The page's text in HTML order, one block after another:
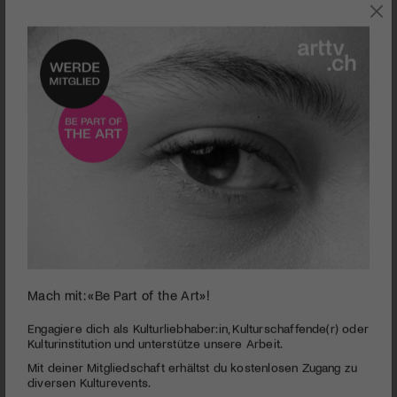
JETZT IM KINO
seconds
minute,
40
Semret
PUBLIZIERT AM 27. JUNI 2022
Mach mit: «Be Part of the Art»!
Engagiere dich als Kulturliebhaber:in, Kulturschaffende(r) oder
Kulturinstitution und unterstütze unsere Arbeit.
Mit deiner Mitgliedschaft erhältst du kostenlosen Zugang zu
diversen Kulturevents.